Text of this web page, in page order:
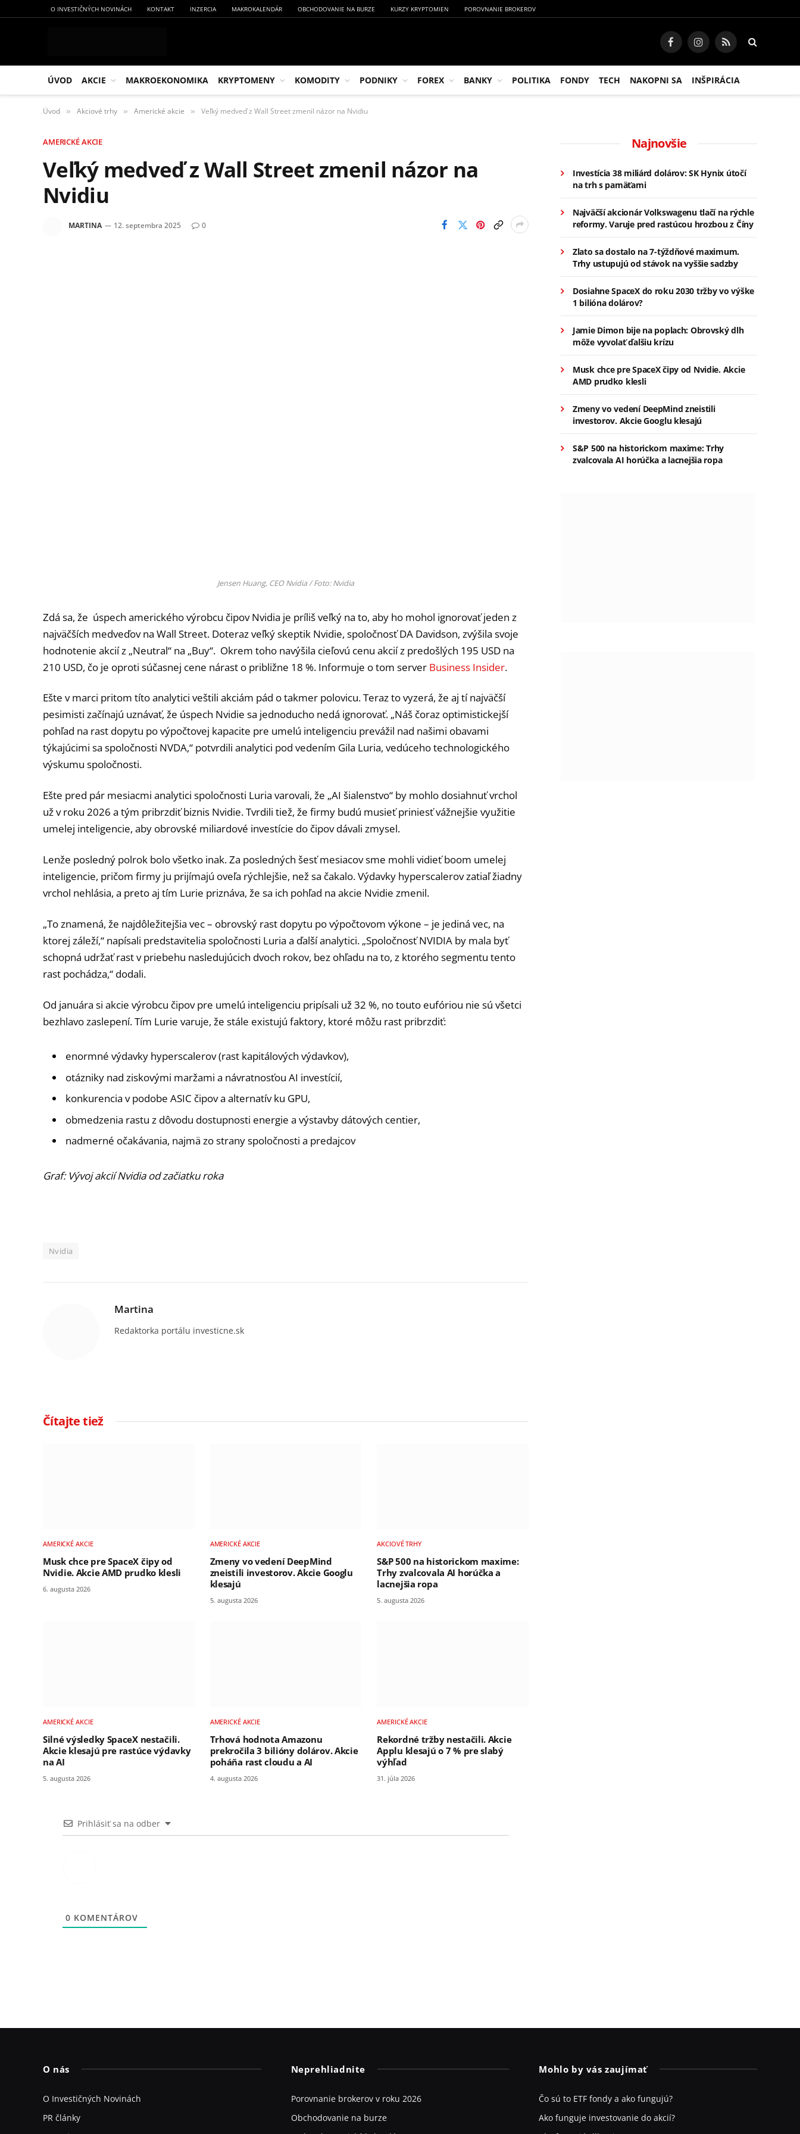
O INVESTIČNÝCH NOVINÁCH KONTAKT INZERCIA MAKROKALENDÁR OBCHODOVANIE NA BURZE KURZY KRYPTOMIEN POROVNANIE BROKEROV
FacebookInstagram
RSS
ÚVOD AKCIE MAKROEKONOMIKA KRYPTOMENY KOMODITY PODNIKY FOREX BANKY POLITIKA FONDY TECH NAKOPNI SA INŠPIRÁCIA
Úvod » Akciové trhy » Americké akcie » Veľký medveď z Wall Street zmenil názor na Nvidiu
AMERICKÉ AKCIE
Veľký medveď z Wall Street zmenil názor na
Nvidiu
MARTINA 12. septembra 2025 0
Jensen Huang, CEO Nvidia / Foto: Nvidia
Zdá sa, že úspech amerického výrobcu čipov Nvidia je príliš veľký na to, aby ho mohol ignorovať jeden z
najväčších medveďov na Wall Street. Doteraz veľký skeptik Nvidie, spoločnosť DA Davidson, zvýšila svoje
hodnotenie akcií z „Neutral“ na „Buy“. Okrem toho navýšila cieľovú cenu akcií z predošlých 195 USD na
210 USD, čo je oproti súčasnej cene nárast o približne 18 %. Informuje o tom server Business Insider.
Ešte v marci pritom títo analytici veštili akciám pád o takmer polovicu. Teraz to vyzerá, že aj tí najväčší
pesimisti začínajú uznávať, že úspech Nvidie sa jednoducho nedá ignorovať. „Náš čoraz optimistickejší
pohľad na rast dopytu po výpočtovej kapacite pre umelú inteligenciu prevážil nad našimi obavami
týkajúcimi sa spoločnosti NVDA,“ potvrdili analytici pod vedením Gila Luria, vedúceho technologického
výskumu spoločnosti.
Ešte pred pár mesiacmi analytici spoločnosti Luria varovali, že „AI šialenstvo“ by mohlo dosiahnuť vrchol
už v roku 2026 a tým pribrzdiť biznis Nvidie. Tvrdili tiež, že firmy budú musieť priniesť vážnejšie využitie
umelej inteligencie, aby obrovské miliardové investície do čipov dávali zmysel.
Lenže posledný polrok bolo všetko inak. Za posledných šesť mesiacov sme mohli vidieť boom umelej
inteligencie, pričom firmy ju prijímajú oveľa rýchlejšie, než sa čakalo. Výdavky hyperscalerov zatiaľ žiadny
vrchol nehlásia, a preto aj tím Lurie priznáva, že sa ich pohľad na akcie Nvidie zmenil.
„To znamená, že najdôležitejšia vec – obrovský rast dopytu po výpočtovom výkone – je jediná vec, na
ktorej záleží,“ napísali predstavitelia spoločnosti Luria a ďalší analytici. „Spoločnosť NVIDIA by mala byť
schopná udržať rast v priebehu nasledujúcich dvoch rokov, bez ohľadu na to, z ktorého segmentu tento
rast pochádza,“ dodali.
Od januára si akcie výrobcu čipov pre umelú inteligenciu pripísali už 32 %, no touto eufóriou nie sú všetci
bezhlavo zaslepení. Tím Lurie varuje, že stále existujú faktory, ktoré môžu rast pribrzdiť:
enormné výdavky hyperscalerov (rast kapitálových výdavkov),
otázniky nad ziskovými maržami a návratnosťou AI investícií,
konkurencia v podobe ASIC čipov a alternatív ku GPU,
obmedzenia rastu z dôvodu dostupnosti energie a výstavby dátových centier,
nadmerné očakávania, najmä zo strany spoločnosti a predajcov
Graf: Vývoj akcií Nvidia od začiatku roka
Nvidia
Martina
Redaktorka portálu investicne.sk
Čítajte tiež
AMERICKÉ AKCIE
Musk chce pre SpaceX čipy od
Nvidie. Akcie AMD prudko klesli
6. augusta 2026
AMERICKÉ AKCIE
Zmeny vo vedení DeepMind
zneistili investorov. Akcie Googlu
klesajú
5. augusta 2026
AKCIOVÉ TRHY
S&P 500 na historickom maxime:
Trhy zvalcovala AI horúčka a
lacnejšia ropa
5. augusta 2026
AMERICKÉ AKCIE
Silné výsledky SpaceX nestačili.
Akcie klesajú pre rastúce výdavky
na AI
5. augusta 2026
AMERICKÉ AKCIE
Trhová hodnota Amazonu
prekročila 3 bilióny dolárov. Akcie
poháňa rast cloudu a AI
4. augusta 2026
AMERICKÉ AKCIE
Rekordné tržby nestačili. Akcie
Applu klesajú o 7 % pre slabý
výhľad
31. júla 2026
Prihlásiť sa na odber
0 KOMENTÁROV
Najnovšie
Investícia 38 miliárd dolárov: SK Hynix útočí
na trh s pamäťami
Najväčší akcionár Volkswagenu tlačí na rýchle
reformy. Varuje pred rastúcou hrozbou z Číny
Zlato sa dostalo na 7-týždňové maximum.
Trhy ustupujú od stávok na vyššie sadzby
Dosiahne SpaceX do roku 2030 tržby vo výške
1 bilióna dolárov?
Jamie Dimon bije na poplach: Obrovský dlh
môže vyvolať ďalšiu krízu
Musk chce pre SpaceX čipy od Nvidie. Akcie
AMD prudko klesli
Zmeny vo vedení DeepMind zneistili
investorov. Akcie Googlu klesajú
S&P 500 na historickom maxime: Trhy
zvalcovala AI horúčka a lacnejšia ropa
O nás
O Investičných Novinách
PR články
Neprehliadnite
Porovnanie brokerov v roku 2026
Obchodovanie na burze
Mohlo by vás zaujímať
Čo sú to ETF fondy a ako fungujú?
Ako funguje investovanie do akcií?